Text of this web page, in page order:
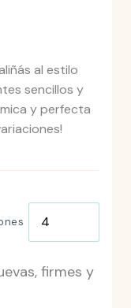
al estilo
sencillos y
y perfecta
firmes y